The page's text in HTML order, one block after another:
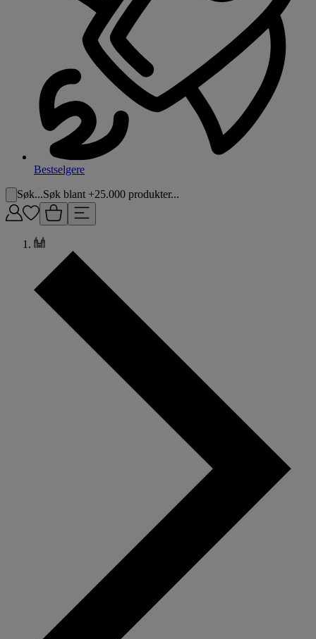
Bestselgere
Søk...Søk blant +25.000 produkter...